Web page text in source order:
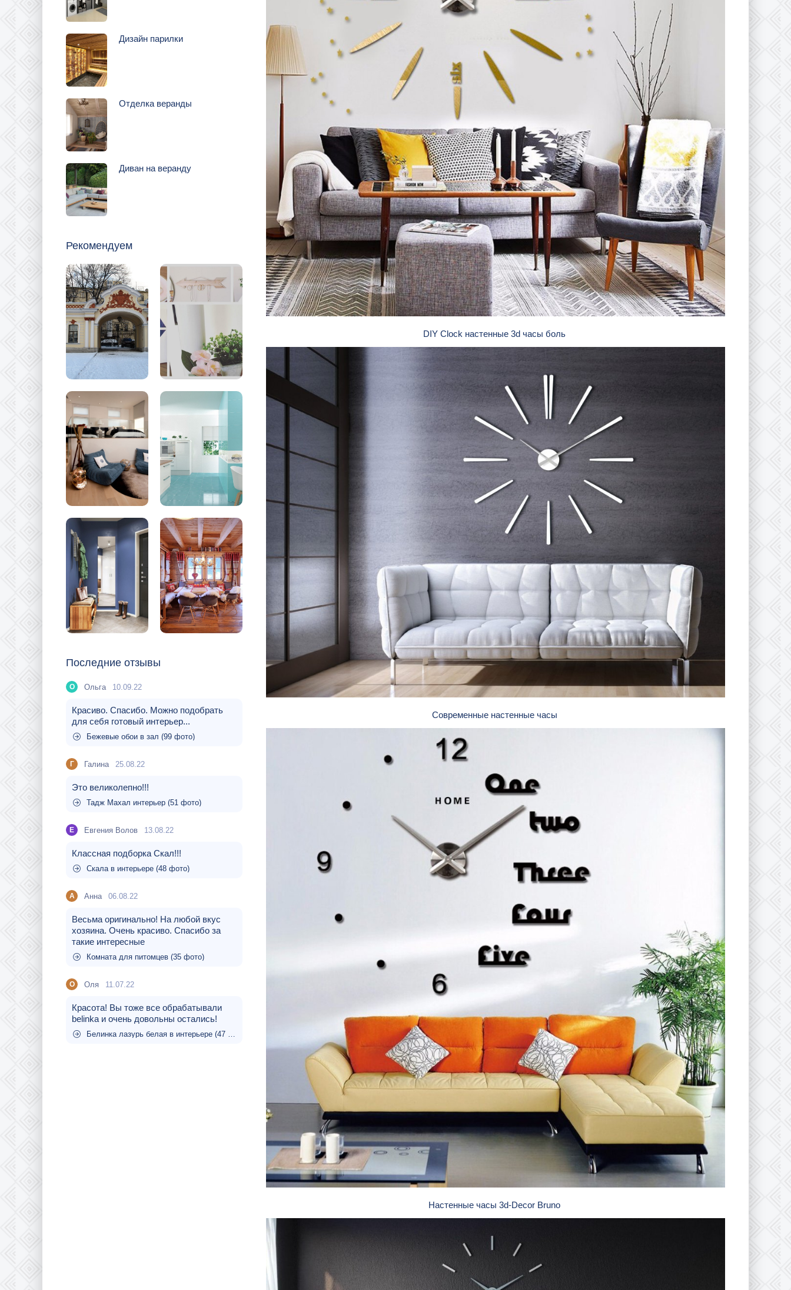
Дизайн парилки
Отделка веранды
Диван на веранду
Рекомендуем
Последние отзывы
О Ольга 10.09.22
Красиво. Спасибо. Можно подобрать
для себя готовый интерьер...
Бежевые обои в зал (99 фото)
Г Галина 25.08.22
Это великолепно!!!
Тадж Махал интерьер (51 фото)
Е Евгения Волов 13.08.22
Классная подборка Скал!!!
Скала в интерьере (48 фото)
A Aнна 06.08.22
Весьма оригинально! На любой вкус
хозяина. Очень красиво. Спасибо за
такие интересные
Комната для питомцев (35 фото)
О Оля 11.07.22
Красота! Вы тоже все обрабатывали
belinka и очень довольны остались!
Белинка лазурь белая в интерьере (47 фото)
DIY Clock настенные 3d часы боль
Современные настенные часы
Настенные часы 3d-Decor Bruno